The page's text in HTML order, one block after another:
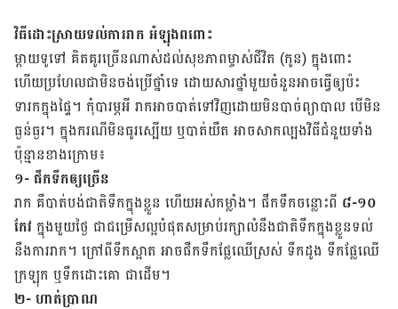
វិធី​ដោះស្រាយ​ទល់​ការ​រាក​ អំឡុង​ពពោះ
ម្ដាយ​ទូទៅ គិត​គូរ​ច្រើន​ណាស់​ដល់​សុខភាព​ម្ចាស់​ជីវិត (កូន) ក្នុង​ពោះ
ហើយ​ប្រហែល​ជា​មិន​ចង់​ប្រើ​ថ្នាំ​ទេ ​ដោយសារ​ថ្នាំ​មួយ​ចំនួន​អាច​ធ្វើ​ឲ្យ​ប៉ះ​​
ទារក​ក្នុង​ផ្ទៃ។ ​កុំ​បារម្ភ​អី រាក​អាច​បាត់​ទៅ​វិញ​ដោយ​មិន​បាច់​ព្យាបាល បើ​មិន​
ធ្ងន់ធ្ងរ។ ​ក្នុង​ករណី​មិន​ធូរ​ស្បើយ ឬ​បាត់​យឺត​ អាច​សាកល្បង​វិធី​ជំនួយ​ទាំង​
ប៉ុន្មាន​ខាងក្រោម៖
១- ផឹក​ទឹក​ឲ្យ​ច្រើន
រាក គឺ​បាត់​បង់​ជាតិ​ទឹក​ក្នុង​ខ្លួន ហើយ​​អស់​កម្លាំង។ ផឹកទឹកចន្លោះ​ពី ៨-១០
កែវ ក្នុង​មួយ​ថ្ងៃ ជា​ជម្រើស​ល្អ​បំផុត​សម្រាប់​រក្សា​លំនឹង​ជាតិទឹក​ក្នុង​ខ្លួនទល់​
នឹង​ការ​រាក។ ក្រៅ​ពី​ទឹក​ស្អាត អាច​ផឹក​ទឹក​ផ្លែ​ឈើស្រស់ ទឹក​ដូង ទឹក​ផ្លែឈើ​
ក្រឡុក ​ឬ​ទឹកដោះគោ ជា​ដើម។
២- ហាត់ប្រាណ